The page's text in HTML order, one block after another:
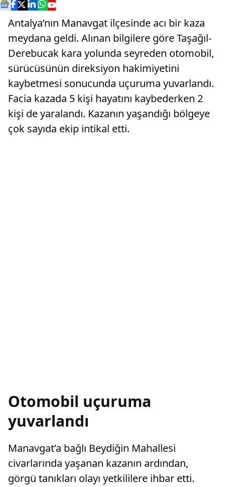
Antalya’nın Manavgat ilçesinde acı bir kaza
meydana geldi. Alınan bilgilere göre Taşağıl-
Derebucak kara yolunda seyreden otomobil,
sürücüsünün direksiyon hakimiyetini
kaybetmesi sonucunda uçuruma yuvarlandı.
Facia kazada 5 kişi hayatını kaybederken 2
kişi de yaralandı. Kazanın yaşandığı bölgeye
çok sayıda ekip intikal etti.
Otomobil uçuruma
yuvarlandı
Manavgat’a bağlı Beydiğin Mahallesi
civarlarında yaşanan kazanın ardından,
görgü tanıkları olayı yetkililere ihbar etti.